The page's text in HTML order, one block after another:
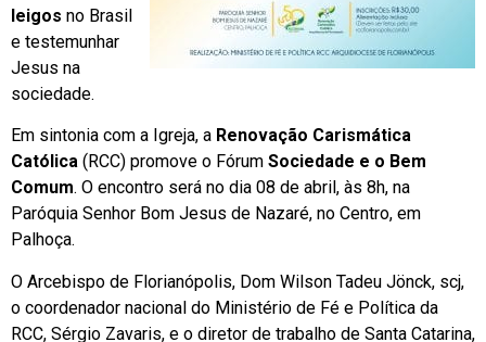
leigos no Brasil
e testemunhar
Jesus na
sociedade.
Em sintonia com a Igreja, a Renovação Carismática
Católica (RCC) promove o Fórum Sociedade e o Bem
Comum. O encontro será no dia 08 de abril, às 8h, na
Paróquia Senhor Bom Jesus de Nazaré, no Centro, em
Palhoça.
O Arcebispo de Florianópolis, Dom Wilson Tadeu Jönck, scj,
o coordenador nacional do Ministério de Fé e Política da
RCC, Sérgio Zavaris, e o diretor de trabalho de Santa Catarina,